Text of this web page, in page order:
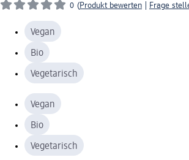
0 (Produkt bewerten Frage
Vegan
Bio
Vegetarisch
Vegan
Bio
Vegetarisch